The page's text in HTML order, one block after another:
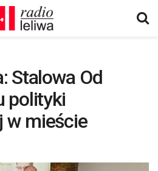
Stalowa Od
polityki
w mieście